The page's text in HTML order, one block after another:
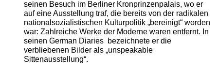
seinen Besuch im Berliner Kronprinzenpalais, wo er
auf eine Ausstellung traf, die bereits von der radikalen
nationalsozialistischen Kulturpolitik „bereinigt“ worden
war: Zahlreiche Werke der Moderne waren entfernt. In
seinen German Diaries bezeichnete er die
verbliebenen Bilder als „unspeakable
Sittenausstellung“.